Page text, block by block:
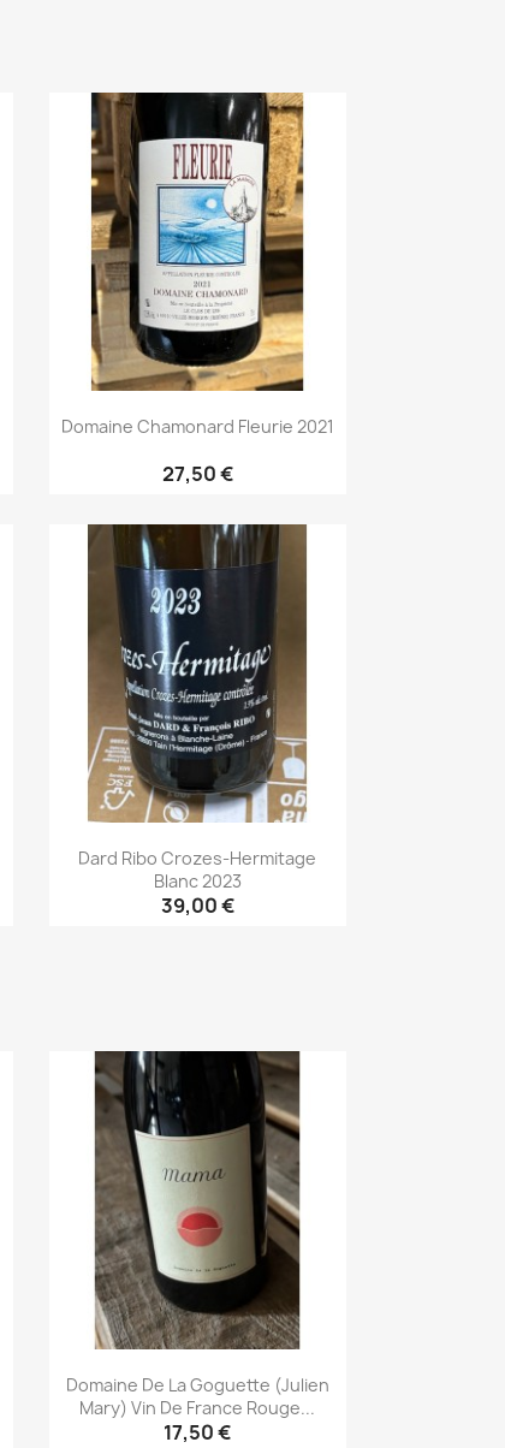
Domaine Chamonard Fleurie 2021
27,50 €
Aperçu rapide
Dard Ribo Crozes-Hermitage
Blanc 2023
39,00 €
Domaine De La Goguette (Julien
Mary) Vin De France Rouge...
17,50 €